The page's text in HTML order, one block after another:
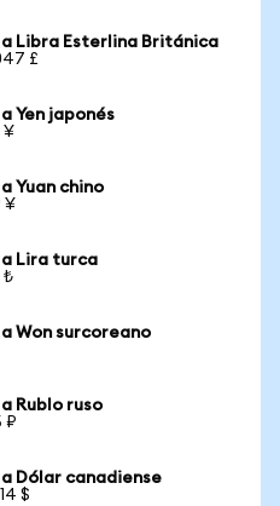
Libra Esterlina Británica
£
Yen japonés
¥
Yuan chino
¥
Lira turca
₺
Won surcoreano
Rublo ruso
₽
Dólar canadiense
$